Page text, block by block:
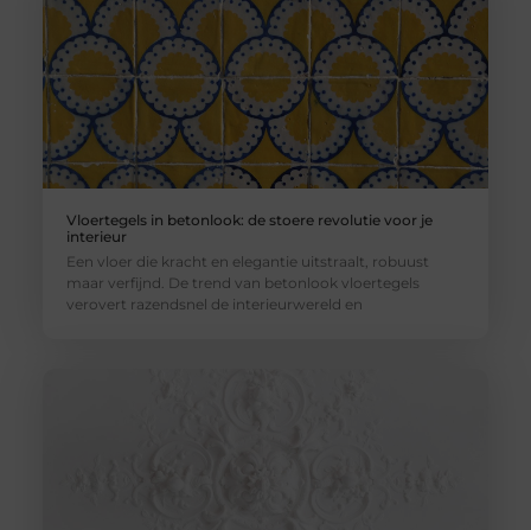
Vloertegels in betonlook: de stoere revolutie voor je
interieur
Een vloer die kracht en elegantie uitstraalt, robuust
maar verfijnd. De trend van betonlook vloertegels
verovert razendsnel de interieurwereld en